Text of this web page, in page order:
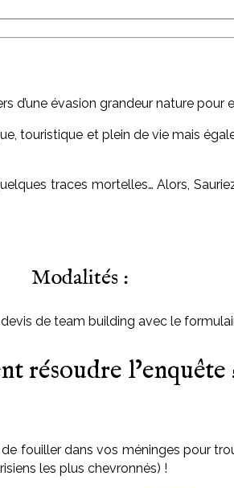
d’une évasion grandeur nature pour
touristique et plein de vie mais
traces mortelles… Alors,
Modalités :
de team building avec le
résoudre l’enquête
fouiller dans vos méninges pour
les plus chevronnés) !